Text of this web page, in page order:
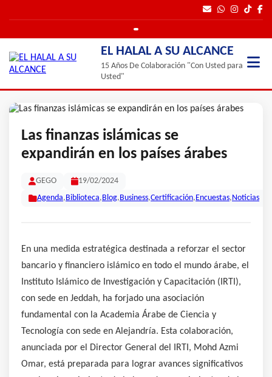
EL HALAL A SU ALCANCE
15 Años De Colaboración "Con Usted para
Usted"
Las finanzas islámicas se
expandirán en los países árabes
GEGO 19/02/2024
Agenda, Biblioteca, Blog, Business,Certificación, Encuestas, Noticias
En una medida estratégica destinada a reforzar el sector
bancario y financiero islámico en todo el mundo árabe, el
Instituto Islámico de Investigación y Capacitación (IRTI),
con sede en Jeddah, ha forjado una asociación
fundamental con la Academia Árabe de Ciencia y
Tecnología con sede en Alejandría. Esta colaboración,
anunciada por el Director General del IRTI, Mohd Azmi
Omar, está preparada para lograr avances significativos